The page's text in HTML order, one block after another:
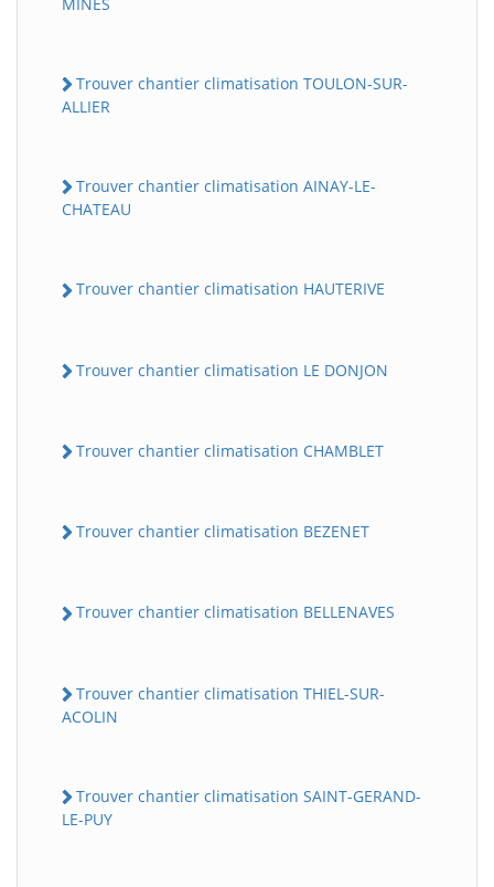
Trouver chantier climatisation TOULON-SUR-
ALLIER
Trouver chantier climatisation AINAY-LE-
CHATEAU
Trouver chantier climatisation HAUTERIVE
Trouver chantier climatisation LE DONJON
Trouver chantier climatisation CHAMBLET
Trouver chantier climatisation BEZENET
Trouver chantier climatisation BELLENAVES
Trouver chantier climatisation THIEL-SUR-
ACOLIN
Trouver chantier climatisation SAINT-GERAND-
LE-PUY